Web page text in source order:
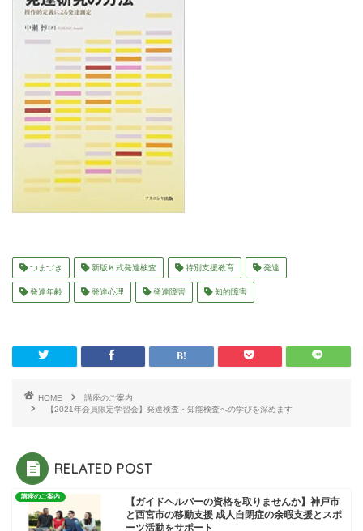
つまづき 新版Ｋ式発達検査 特別支援教育 発達
発達年齢 発達心理 発達障害 知的障害
HOME
講座のご案内
【2021年会員限定学習会】発達検査・知能検査への学びを深めます
RELATED POST
講座のご案内
【ガイドヘルパーの資格を取りませんか】神戸市
と西宮市の移動支援 成人自閉症の余暇支援とスポ
ーツ活動をサポート